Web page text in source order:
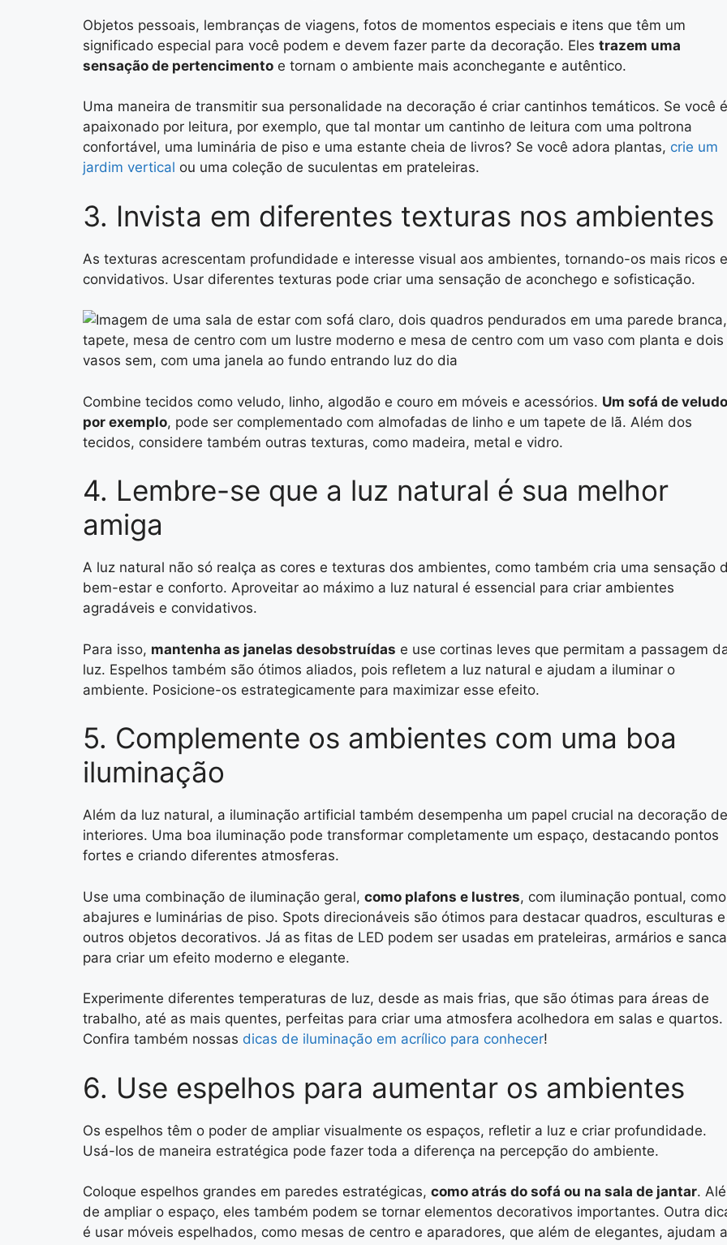
Objetos pessoais, lembranças de viagens, fotos de momentos especiais e itens que têm um
significado especial para você podem e devem fazer parte da decoração. Eles trazem uma
sensação de pertencimento e tornam o ambiente mais aconchegante e autêntico.
Uma maneira de transmitir sua personalidade na decoração é criar cantinhos temáticos. Se você é
apaixonado por leitura, por exemplo, que tal montar um cantinho de leitura com uma poltrona
confortável, uma luminária de piso e uma estante cheia de livros? Se você adora plantas, crie um
jardim vertical ou uma coleção de suculentas em prateleiras.
3. Invista em diferentes texturas nos ambientes
As texturas acrescentam profundidade e interesse visual aos ambientes, tornando-os mais ricos e
convidativos. Usar diferentes texturas pode criar uma sensação de aconchego e sofisticação.
Combine tecidos como veludo, linho, algodão e couro em móveis e acessórios. Um sofá de
por exemplo, pode ser complementado com almofadas de linho e um tapete de lã. Além dos
tecidos, considere também outras texturas, como madeira, metal e vidro.
4. Lembre-se que a luz natural é sua melhor
amiga
A luz natural não só realça as cores e texturas dos ambientes, como também cria uma sensação
bem-estar e conforto. Aproveitar ao máximo a luz natural é essencial para criar ambientes
agradáveis e convidativos.
Para isso, mantenha as janelas desobstruídas e use cortinas leves que permitam a passagem
luz. Espelhos também são ótimos aliados, pois refletem a luz natural e ajudam a iluminar o
ambiente. Posicione-os estrategicamente para maximizar esse efeito.
5. Complemente os ambientes com uma boa
iluminação
Além da luz natural, a iluminação artificial também desempenha um papel crucial na decoração de
interiores. Uma boa iluminação pode transformar completamente um espaço, destacando pontos
fortes e criando diferentes atmosferas.
Use uma combinação de iluminação geral, como plafons e lustres, com iluminação pontual, como
abajures e luminárias de piso. Spots direcionáveis são ótimos para destacar quadros, esculturas e
outros objetos decorativos. Já as fitas de LED podem ser usadas em prateleiras, armários e
para criar um efeito moderno e elegante.
Experimente diferentes temperaturas de luz, desde as mais frias, que são ótimas para áreas de
trabalho, até as mais quentes, perfeitas para criar uma atmosfera acolhedora em salas e quartos.
Confira também nossas dicas de iluminação em acrílico para conhecer!
6. Use espelhos para aumentar os ambientes
Os espelhos têm o poder de ampliar visualmente os espaços, refletir a luz e criar profundidade.
Usá-los de maneira estratégica pode fazer toda a diferença na percepção do ambiente.
Coloque espelhos grandes em paredes estratégicas, como atrás do sofá ou na sala de jantar.
de ampliar o espaço, eles também podem se tornar elementos decorativos importantes. Outra
é usar móveis espelhados, como mesas de centro e aparadores, que além de elegantes, ajudam a